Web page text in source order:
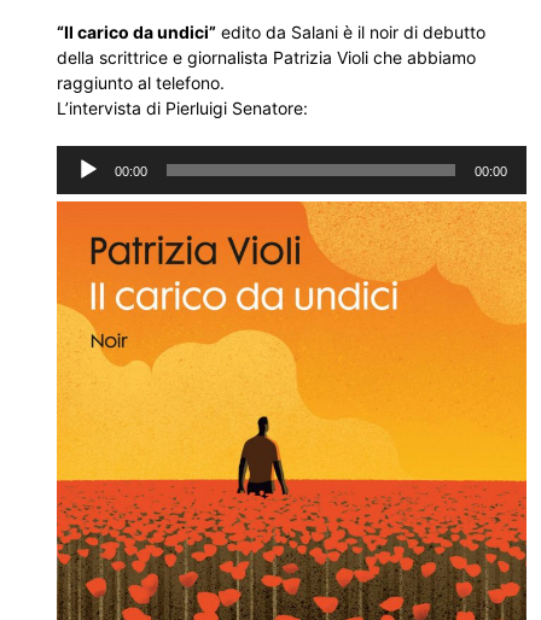
“Il carico da undici” edito da Salani è il noir di debutto
della scrittrice e giornalista Patrizia Violi che abbiamo
raggiunto al telefono.
L’intervista di Pierluigi Senatore:
Audio
Player
00:00 00:00